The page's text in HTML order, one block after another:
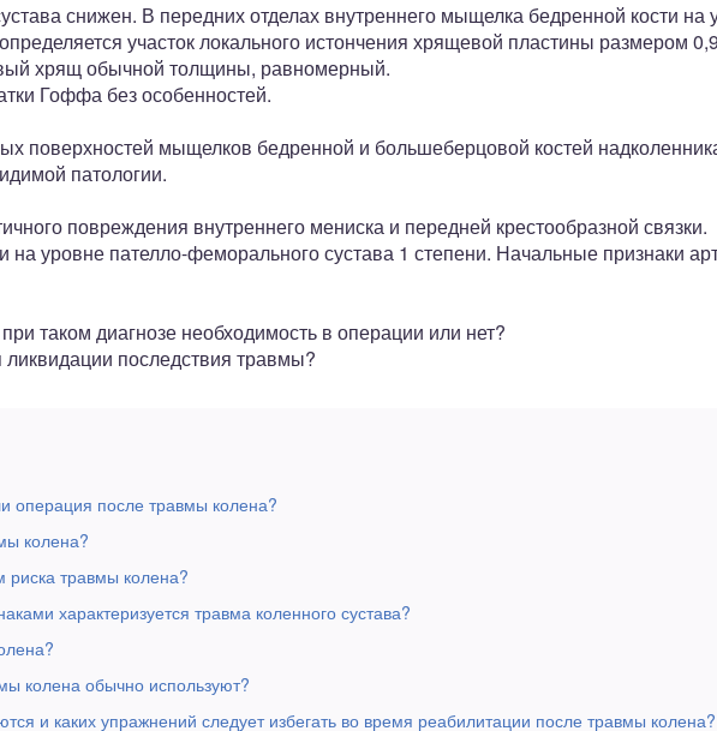
снижен. В передних отделах внутреннего мыщелка бедренной кости на
участок локального истончения хрящевой пластины размером
хрящ обычной толщины, равномерный.
Гоффа без особенностей.
поверхностей мыщелков бедренной и большеберцовой костей
патологии.
повреждения внутреннего мениска и передней крестообразной связки.
уровне пателло-феморального сустава 1 степени. Начальные признаки
таком диагнозе необходимость в операции или нет?
последствия травмы?
операция после травмы колена?
колена?
риска травмы колена?
характеризуется травма коленного сустава?
колена обычно используют?
и каких упражнений следует избегать во время реабилитации после травмы колена?